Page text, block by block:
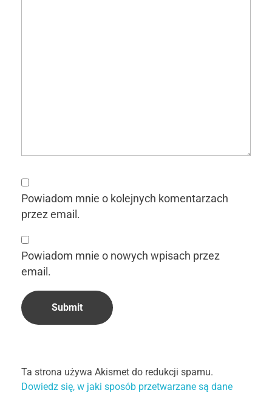
Powiadom mnie o kolejnych komentarzach
przez email.
Powiadom mnie o nowych wpisach przez
email.
Ta strona używa Akismet do redukcji spamu.
Dowiedz się, w jaki sposób przetwarzane są dane